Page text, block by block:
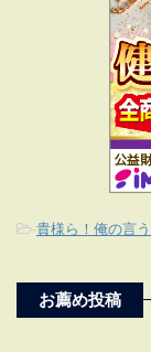
-貴様ら！俺の言
お薦め投稿